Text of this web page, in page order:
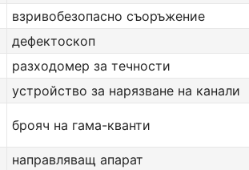
взривобезопасно съоръжение
дефектоскоп
разходомер за течности
устройство за нарязване на канали
брояч на гама-кванти
направляващ апарат